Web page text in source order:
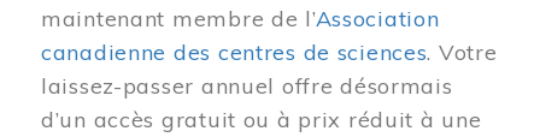
maintenant membre de l’Association
canadienne des centres de sciences. Votre
laissez-passer annuel offre désormais
d’un accès gratuit ou à prix réduit à une